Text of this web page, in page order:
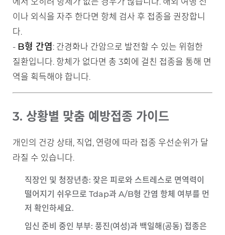
이나 외식을 자주 한다면 항체 검사 후 접종을 권장합니
다.
- B형 간염: 간경화나 간암으로 발전할 수 있는 위험한
질환입니다. 항체가 없다면 총 3회에 걸친 접종을 통해 면
역을 획득해야 합니다.
3. 상황별 맞춤 예방접종 가이드
개인의 건강 상태, 직업, 연령에 따라 접종 우선순위가 달
라질 수 있습니다.
직장인 및 청장년층: 잦은 피로와 스트레스로 면역력이
떨어지기 쉬우므로 Tdap과 A/B형 간염 항체 여부를 먼
저 확인하세요.
임신 준비 중인 부부: 풍진(여성)과 백일해(공동) 접종은